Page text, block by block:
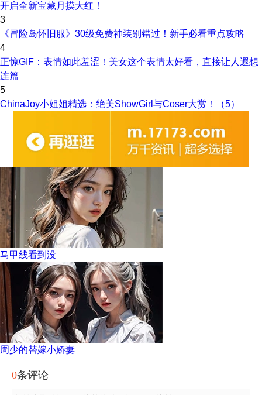
开启全新宝藏月摸大红！
3
《冒险岛怀旧服》30级免费神装别错过！新手必看重点攻略
4
正惊GIF：表情如此羞涩！美女这个表情太好看，直接让人遐想
连篇
5
ChinaJoy小姐姐精选：绝美ShowGirl与Coser大赏！（5）
马甲线看到没
周少的替嫁小娇妻
0条评论